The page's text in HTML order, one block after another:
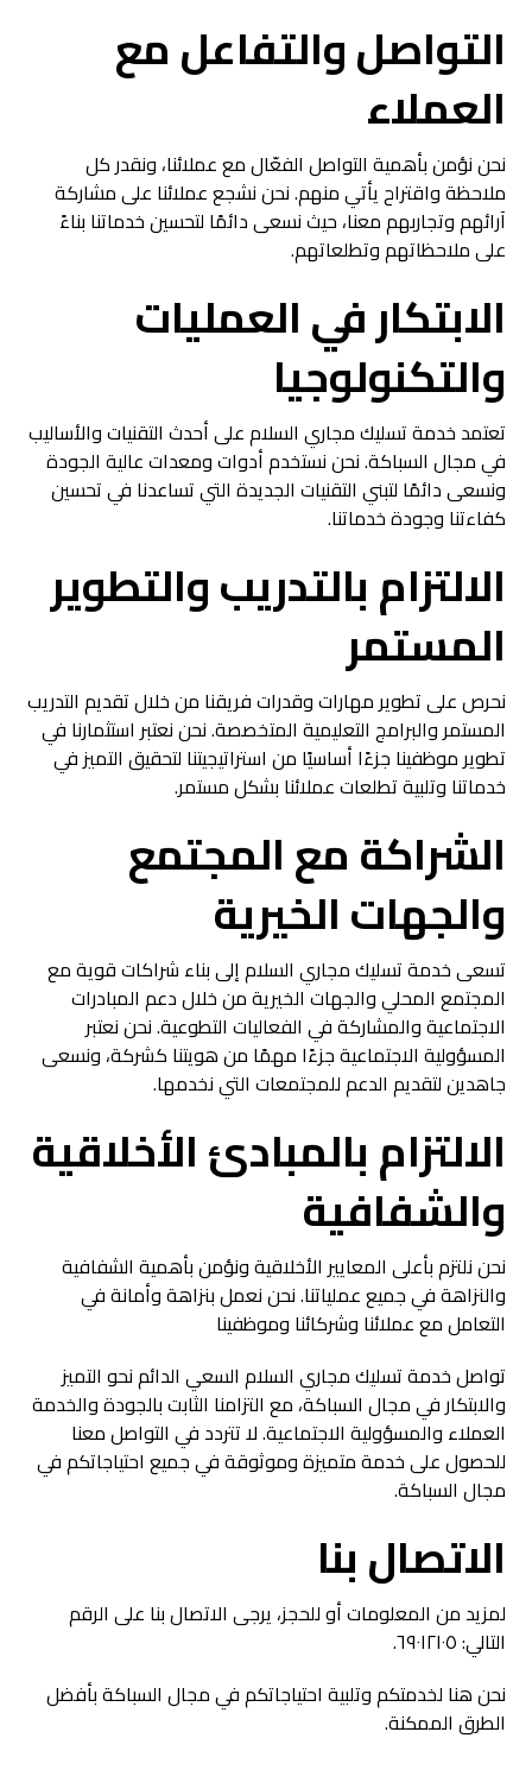
التواصل والتفاعل مع
العملاء
نحن نؤمن بأهمية التواصل الفعّال مع عملائنا، ونقدر كل
ملاحظة واقتراح يأتي منهم. نحن نشجع عملائنا على مشاركة
آرائهم وتجاربهم معنا، حيث نسعى دائمًا لتحسين خدماتنا بناءً
على ملاحظاتهم وتطلعاتهم.
الابتكار في العمليات
والتكنولوجيا
تعتمد خدمة تسليك مجاري السلام على أحدث التقنيات والأساليب
في مجال السباكة. نحن نستخدم أدوات ومعدات عالية الجودة
ونسعى دائمًا لتبني التقنيات الجديدة التي تساعدنا في تحسين
كفاءتنا وجودة خدماتنا.
الالتزام بالتدريب والتطوير
المستمر
نحرص على تطوير مهارات وقدرات فريقنا من خلال تقديم التدريب
المستمر والبرامج التعليمية المتخصصة. نحن نعتبر استثمارنا في
تطوير موظفينا جزءًا أساسيًا من استراتيجيتنا لتحقيق التميز في
خدماتنا وتلبية تطلعات عملائنا بشكل مستمر.
الشراكة مع المجتمع
والجهات الخيرية
تسعى خدمة تسليك مجاري السلام إلى بناء شراكات قوية مع
المجتمع المحلي والجهات الخيرية من خلال دعم المبادرات
الاجتماعية والمشاركة في الفعاليات التطوعية. نحن نعتبر
المسؤولية الاجتماعية جزءًا مهمًا من هويتنا كشركة، ونسعى
جاهدين لتقديم الدعم للمجتمعات التي نخدمها.
الالتزام بالمبادئ الأخلاقية
والشفافية
نحن نلتزم بأعلى المعايير الأخلاقية ونؤمن بأهمية الشفافية
والنزاهة في جميع عملياتنا. نحن نعمل بنزاهة وأمانة في
التعامل مع عملائنا وشركائنا وموظفينا
تواصل خدمة تسليك مجاري السلام السعي الدائم نحو التميز
والابتكار في مجال السباكة، مع التزامنا الثابت بالجودة والخدمة
العملاء والمسؤولية الاجتماعية. لا تتردد في التواصل معنا
للحصول على خدمة متميزة وموثوقة في جميع احتياجاتكم في
مجال السباكة.
الاتصال بنا
لمزيد من المعلومات أو للحجز، يرجى الاتصال بنا على الرقم
التالي: ٦٩٠١٢١٠٥.
نحن هنا لخدمتكم وتلبية احتياجاتكم في مجال السباكة بأفضل
الطرق الممكنة.